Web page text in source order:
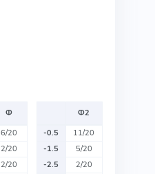
Ф
6/20
2/20
2/20
Ф2
-0.5
11/20
-1.5
5/20
-2.5
2/20